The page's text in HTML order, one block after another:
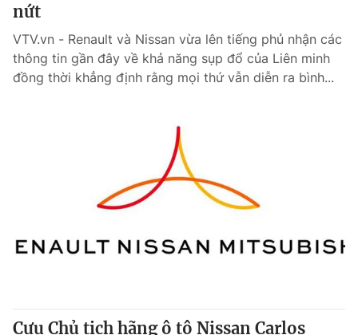
nứt
VTV.vn - Renault và Nissan vừa lên tiếng phủ nhận các
thông tin gần đây về khả năng sụp đổ của Liên minh
đồng thời khẳng định rằng mọi thứ vẫn diễn ra bình...
Cựu Chủ tịch hãng ô tô Nissan Carlos